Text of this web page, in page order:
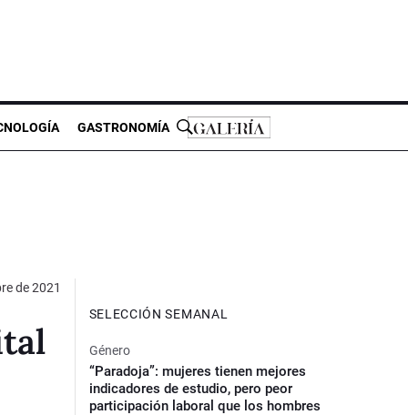
GASTRONOMÍA
de 2021
SELECCIÓN SEMANAL
Género
“Paradoja”: mujeres tienen mejores
indicadores de estudio, pero peor
participación laboral que los hombres